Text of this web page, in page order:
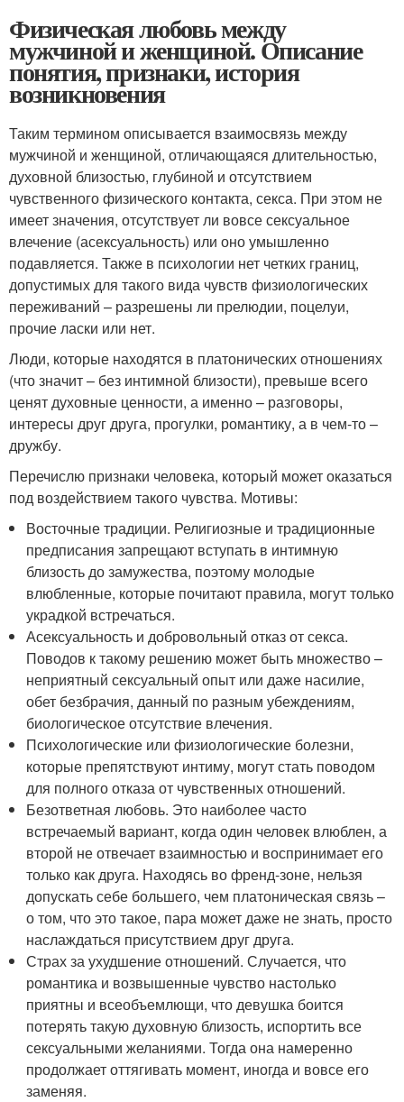
Физическая любовь между
мужчиной и женщиной. Описание
понятия, признаки, история
возникновения
Таким термином описывается взаимосвязь между
мужчиной и женщиной, отличающаяся длительностью,
духовной близостью, глубиной и отсутствием
чувственного физического контакта, секса. При этом не
имеет значения, отсутствует ли вовсе сексуальное
влечение (асексуальность) или оно умышленно
подавляется. Также в психологии нет четких границ,
допустимых для такого вида чувств физиологических
переживаний – разрешены ли прелюдии, поцелуи,
прочие ласки или нет.
Люди, которые находятся в платонических отношениях
(что значит – без интимной близости), превыше всего
ценят духовные ценности, а именно – разговоры,
интересы друг друга, прогулки, романтику, а в чем-то –
дружбу.
Перечислю признаки человека, который может оказаться
под воздействием такого чувства. Мотивы:
Восточные традиции. Религиозные и традиционные
предписания запрещают вступать в интимную
близость до замужества, поэтому молодые
влюбленные, которые почитают правила, могут только
украдкой встречаться.
Асексуальность и добровольный отказ от секса.
Поводов к такому решению может быть множество –
неприятный сексуальный опыт или даже насилие,
обет безбрачия, данный по разным убеждениям,
биологическое отсутствие влечения.
Психологические или физиологические болезни,
которые препятствуют интиму, могут стать поводом
для полного отказа от чувственных отношений.
Безответная любовь. Это наиболее часто
встречаемый вариант, когда один человек влюблен, а
второй не отвечает взаимностью и воспринимает его
только как друга. Находясь во френд-зоне, нельзя
допускать себе большего, чем платоническая связь –
о том, что это такое, пара может даже не знать, просто
наслаждаться присутствием друг друга.
Страх за ухудшение отношений. Случается, что
романтика и возвышенные чувство настолько
приятны и всеобъемлющи, что девушка боится
потерять такую духовную близость, испортить все
сексуальными желаниями. Тогда она намеренно
продолжает оттягивать момент, иногда и вовсе его
заменяя.